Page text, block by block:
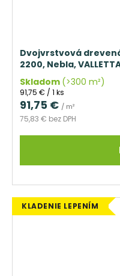
Dvojvrstvová
2200, Nebla,
Skladom (>300 m²)
75,83 € bez DPH
91,75 € / m²
Jednotková
cena:
91,75 € / 1 ks
KLADENIE LEPENÍM